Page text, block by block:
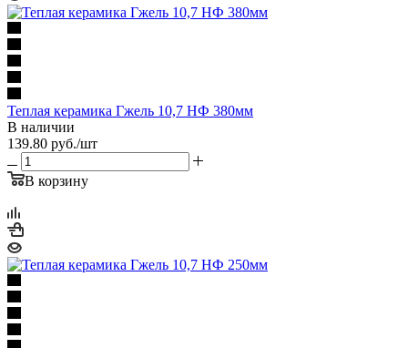
Теплая керамика Гжель 10,7 НФ 380мм
В наличии
139.80 руб./шт
В корзину